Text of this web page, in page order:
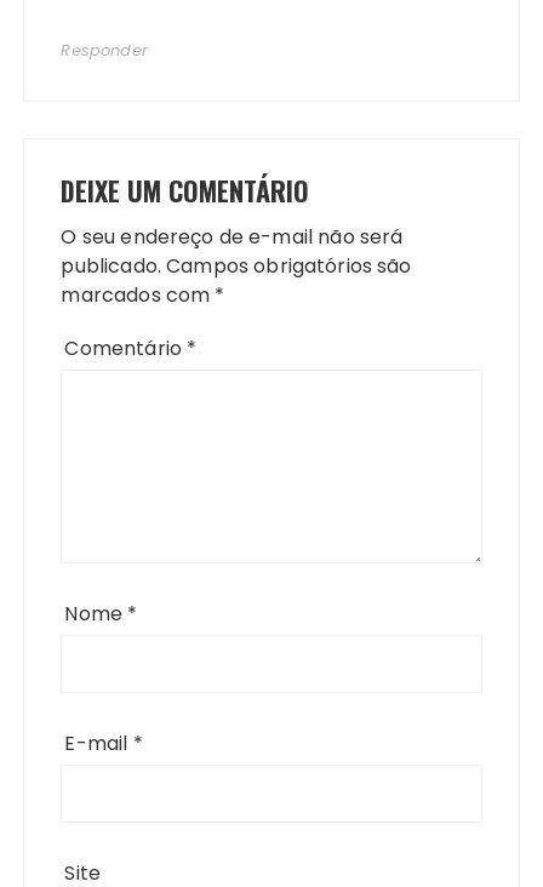
Responder
DEIXE UM COMENTÁRIO
O seu endereço de e-mail não será
publicado. Campos obrigatórios são
marcados com *
Comentário *
Nome *
E-mail *
Site